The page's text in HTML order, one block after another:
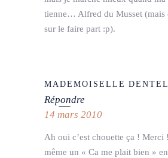
tienne… Alfred du Musset (mais
sur le faire part :p).
MADEMOISELLE
Répondre
14 mars 2010
Ah oui c’est chouette ça ! Merci
même un « Ca me plait bien »